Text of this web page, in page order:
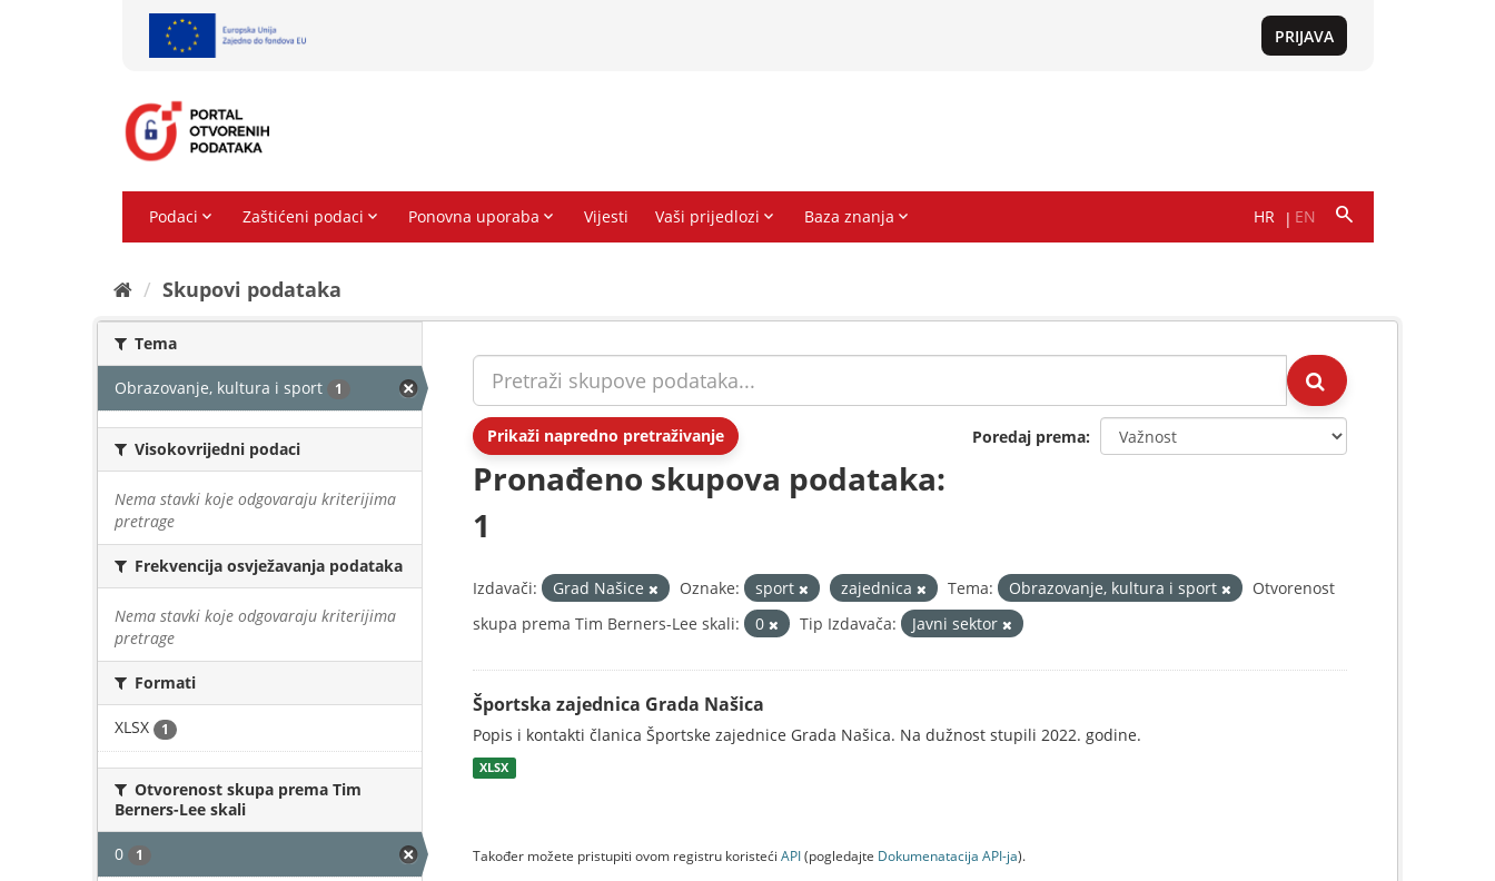
Skupovi podаtаkа
Tema
Obrazovanje, kultura i sport 1
Visokovrijedni podaci
Nema stavki koje odgovaraju kriterijima
pretrage
Frekvencija osvježavanja podataka
Nema stavki koje odgovaraju kriterijima
pretrage
Formati
XLSX 1
Otvorenost skupa prema Tim
Berners-Lee skali
0 1
Prikaži napredno pretraživanje Poredaj prema
Pronađeno skupova podataka:
1
Izdavači: Grad Našice Oznake: sport zajednica Tema: Obrazovanje, kultura i sport
Otvorenost
skupa prema Tim Berners-Lee skali:
0 Tip Izdavača: Javni sektor
Športska zajednica Grada Našica
Popis i kontakti članica Športske zajednice Grada Našica. Na dužnost stupili 2022. godine.
XLSX
Također možete pristupiti ovom registru koristeći API(pogledajte Dokumenаtаcijа API-jа).